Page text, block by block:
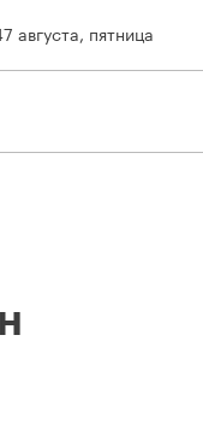
7 августа, пятница